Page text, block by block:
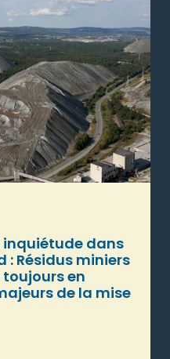
inquiétude dans
: Résidus miniers
en
de la mise